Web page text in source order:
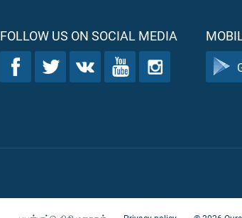
FOLLOW US ON SOCIAL MEDIA